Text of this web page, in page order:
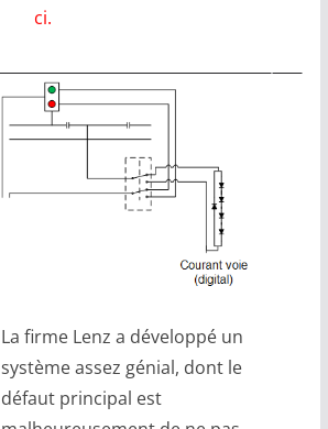
ci.
La firme Lenz a développé un
système assez génial, dont le
défaut principal est